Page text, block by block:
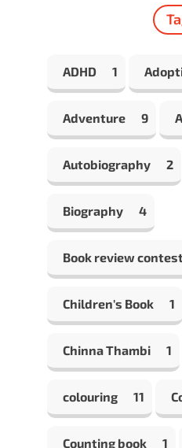
ADHD 1
Adventure 9
Autobiography 2
Biography 4
Book review
Children's Book 1
Chinna Thambi 1
colouring 11
Counting book 1